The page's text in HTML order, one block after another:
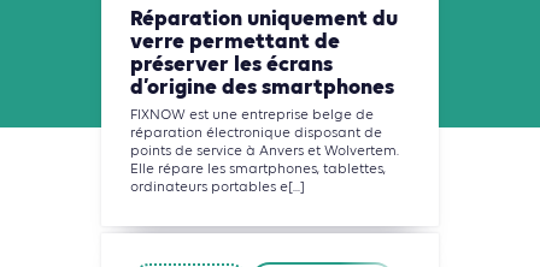
Réparation uniquement du
verre permettant de
préserver les écrans
d’origine des smartphones
FIXNOW est une entreprise belge de
réparation électronique disposant de
points de service à Anvers et Wolvertem.
Elle répare les smartphones, tablettes,
ordinateurs portables e[...]